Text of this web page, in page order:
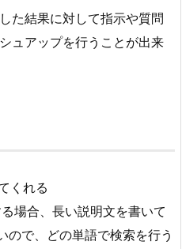
た結果に対して指示や質問
ュアップを行うことが出来
くれる
場合、長い説明文を書いて
ので、どの単語で検索を行う